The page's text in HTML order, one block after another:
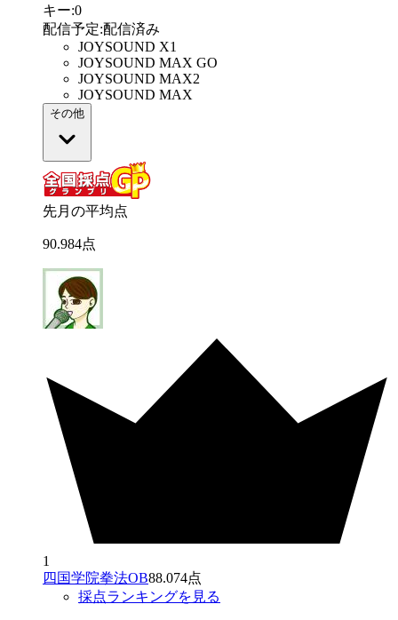
キー:0
配信予定:配信済み
JOYSOUND X1
JOYSOUND MAX GO
JOYSOUND MAX2
JOYSOUND MAX
その他
先月の平均点
90.984点
1
四国学院拳法OB88.074点
採点ランキングを見る